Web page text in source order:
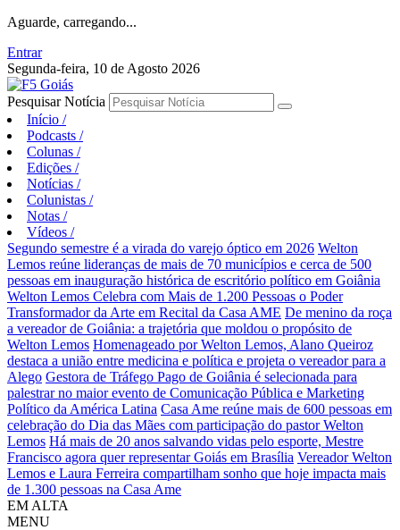
Aguarde, carregando...
Entrar
Segunda-feira, 10 de Agosto 2026
Pesquisar Notícia
Início /
Podcasts /
Colunas /
Edições /
Notícias /
Colunistas /
Notas /
Vídeos /
Segundo semestre é a virada do varejo óptico em 2026 Welton
Lemos reúne lideranças de mais de 70 municípios e cerca de 500
pessoas em inauguração histórica de escritório político em Goiânia
Welton Lemos Celebra com Mais de 1.200 Pessoas o Poder
Transformador da Arte em Recital da Casa AME De menino da roça
a vereador de Goiânia: a trajetória que moldou o propósito de
Welton Lemos Homenageado por Welton Lemos, Alano Queiroz
destaca a união entre medicina e política e projeta o vereador para a
Alego Gestora de Tráfego Pago de Goiânia é selecionada para
palestrar no maior evento de Comunicação Pública e Marketing
Político da América Latina Casa Ame reúne mais de 600 pessoas em
celebração do Dia das Mães com participação do pastor Welton
Lemos Há mais de 20 anos salvando vidas pelo esporte, Mestre
Francisco agora quer representar Goiás em Brasília Vereador Welton
Lemos e Laura Ferreira compartilham sonho que hoje impacta mais
de 1.300 pessoas na Casa Ame
EM ALTA
MENU